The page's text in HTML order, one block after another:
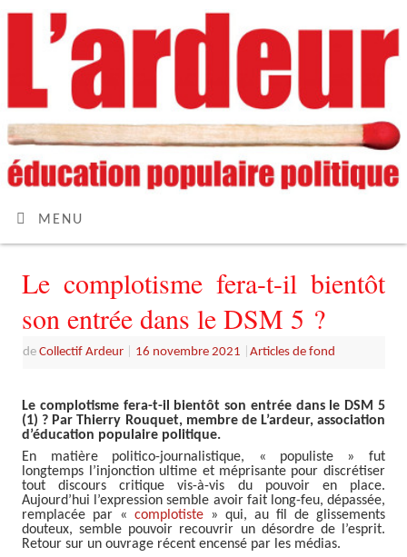
MENU
Le complotisme fera-t-il bientôt
son entrée dans le DSM 5 ?
deCollectif Ardeur 16 novembre 2021 |Articles de fond
Le complotisme fera-t-il bientôt son entrée dans le DSM 5
(1) ? Par Thierry Rouquet, membre de L’ardeur, association
d’éducation populaire politique.
En matière politico-journalistique, « populiste » fut
longtemps l’injonction ultime et méprisante pour discrétiser
tout discours critique vis-à-vis du pouvoir en place.
Aujourd’hui l’expression semble avoir fait long-feu, dépassée,
remplacée par «complotiste » qui, au fil de glissements
douteux, semble pouvoir recouvrir un désordre de l’esprit.
Retour sur un ouvrage récent encensé par les médias.